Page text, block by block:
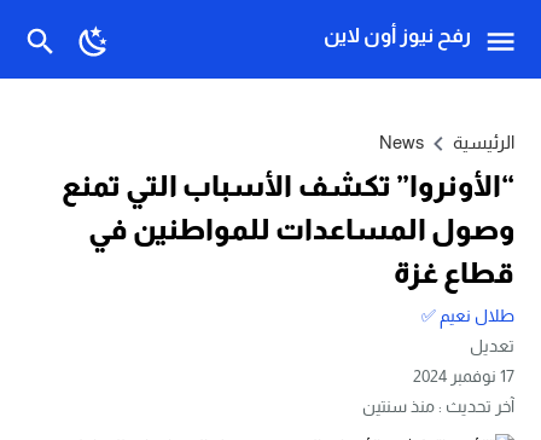
رفح نيوز أون لاين
الرئيسية News
“الأونروا” تكشف الأسباب التي تمنع
وصول المساعدات للمواطنين في
قطاع غزة
طلال نعيم ✅
تعديل
17 نوفمبر 2024
آخر تحديث :منذ سنتين